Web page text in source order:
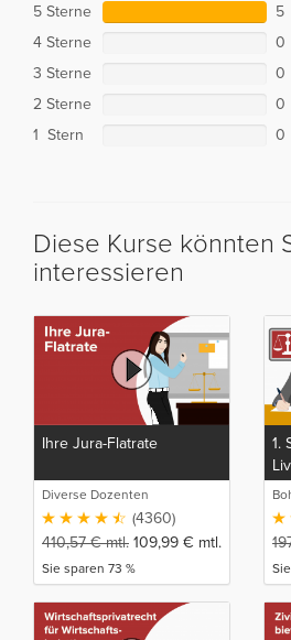
5 Sterne
5
4 Sterne
0
3 Sterne
0
2 Sterne
0
1 Stern
0
Diese Kurse könnten
interessieren
Ihre Jura-Flatrate
Diverse Dozenten
(4360)
410,57€mtl. 109,99 € mtl.
Sie sparen 73 %
1.